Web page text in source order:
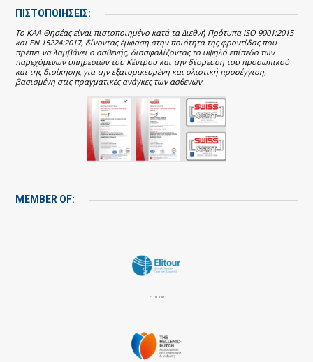
ΠΙΣΤΟΠΟΙΗΣΕΙΣ:
Το ΚΑΑ Θησέας είναι πιστοποιημένο κατά τα Διεθνή Πρότυπα ISO 9001:2015
και EN 15224:2017, δίνοντας έμφαση στην ποιότητα της φροντίδας που
πρέπει να λαμβάνει ο ασθενής, διασφαλίζοντας το υψηλό επίπεδο των
παρεχόμενων υπηρεσιών του Κέντρου και την δέσμευση του προσωπικού
και της διοίκησης για την εξατομικευμένη και ολιστική προσέγγιση,
βασισμένη στις πραγματικές ανάγκες των ασθενών.
MEMBER OF:
ELITOUR